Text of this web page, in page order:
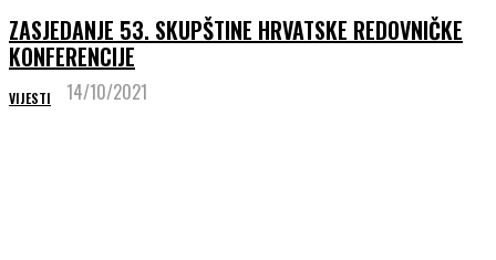
ZASJEDANJE 53. SKUPŠTINE HRVATSKE REDOVNIČKE
KONFERENCIJE
VIJESTI 14/10/2021